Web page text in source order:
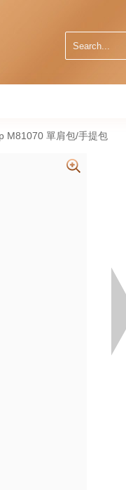
M81070 單肩包/手提包